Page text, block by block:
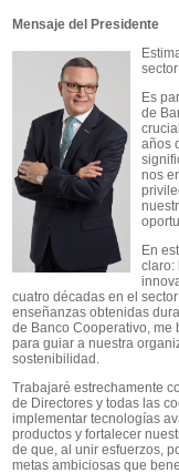
Mensaje del Presidente
Es
de
años
nos
En
claro:
cuatro décadas en el
enseñanzas obtenidas
de Banco Cooperativo, me
para guiar a nuestra
sostenibilidad.
Trabajaré estrechamente
de Directores y todas las
implementar tecnologías
productos y fortalecer
de que, al unir esfuerzos,
metas ambiciosas que